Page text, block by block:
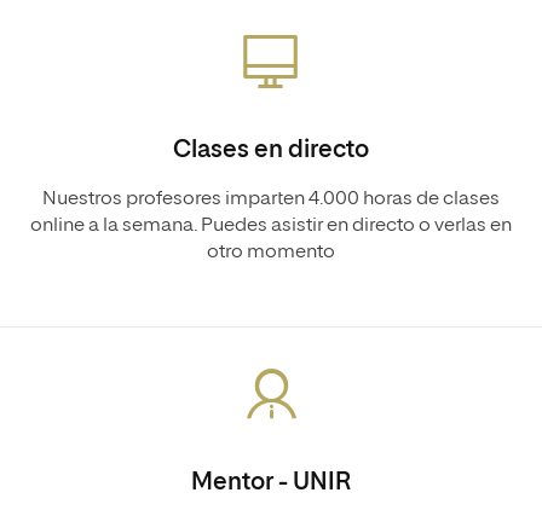
Clases en directo
Nuestros profesores imparten 4.000 horas de clases
online a la semana. Puedes asistir en directo o verlas en
otro momento
Mentor - UNIR